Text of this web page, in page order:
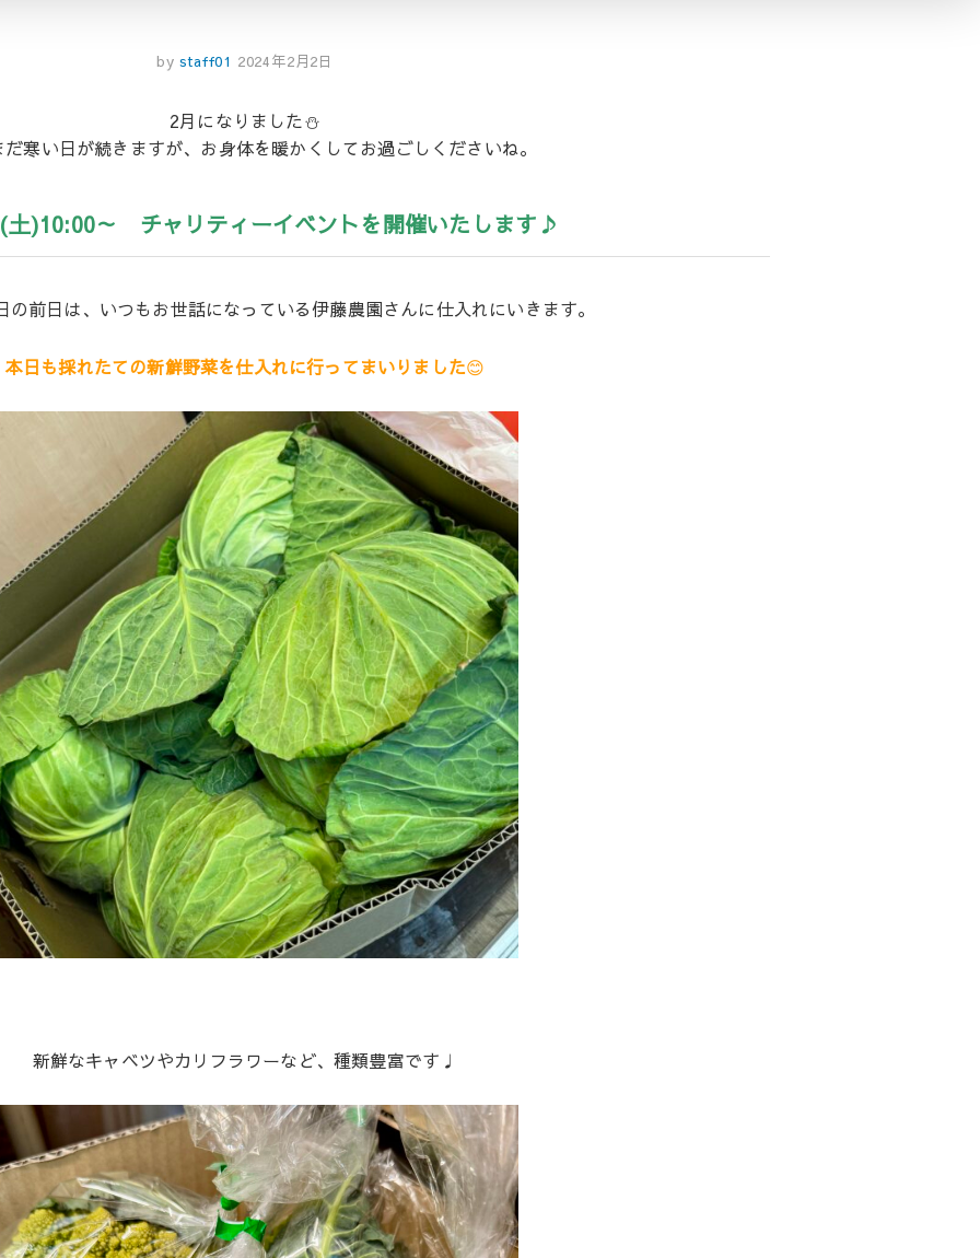
by staff01 2024年2月2日
2月になりました⛄
寒い日が続きますが、お身体を暖かくしてお過ごしくださいね。
土)10:00～ チャリティーイベントを開催いたします♪
の前日は、いつもお世話になっている伊藤農園さんに仕入れにいきます。
本日も採れたての新鮮野菜を仕入れに行ってまいりました😊
新鮮なキャベツやカリフラワーなど、種類豊富です♩